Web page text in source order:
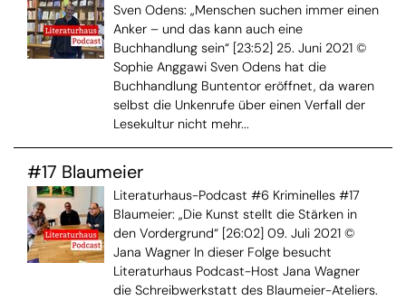
Sven Odens: „Menschen suchen immer einen
Anker – und das kann auch eine
Buchhandlung sein“ [23:52] 25. Juni 2021 ©
Sophie Anggawi Sven Odens hat die
Buchhandlung Buntentor eröffnet, da waren
selbst die Unkenrufe über einen Verfall der
Lesekultur nicht mehr...
#17 Blaumeier
Literaturhaus-Podcast #6 Kriminelles #17
Blaumeier: „Die Kunst stellt die Stärken in
den Vordergrund“ [26:02] 09. Juli 2021 ©
Jana Wagner In dieser Folge besucht
Literaturhaus Podcast-Host Jana Wagner
die Schreibwerkstatt des Blaumeier-Ateliers.